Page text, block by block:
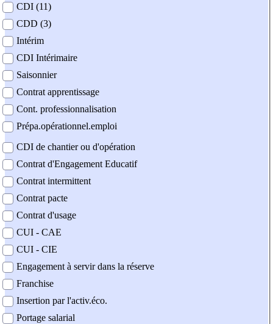
contrat
CDI (11)
CDD (3)
Intérim
CDI Intérimaire
Saisonnier
Contrat apprentissage
Cont. professionnalisation
Prépa.opérationnel.emploi
CDI de chantier ou d'opération
Contrat d'Engagement Educatif
Contrat intermittent
Contrat pacte
Contrat d'usage
CUI - CAE
CUI - CIE
Engagement à servir dans la réserve
Franchise
Insertion par l'activ.éco.
Portage salarial